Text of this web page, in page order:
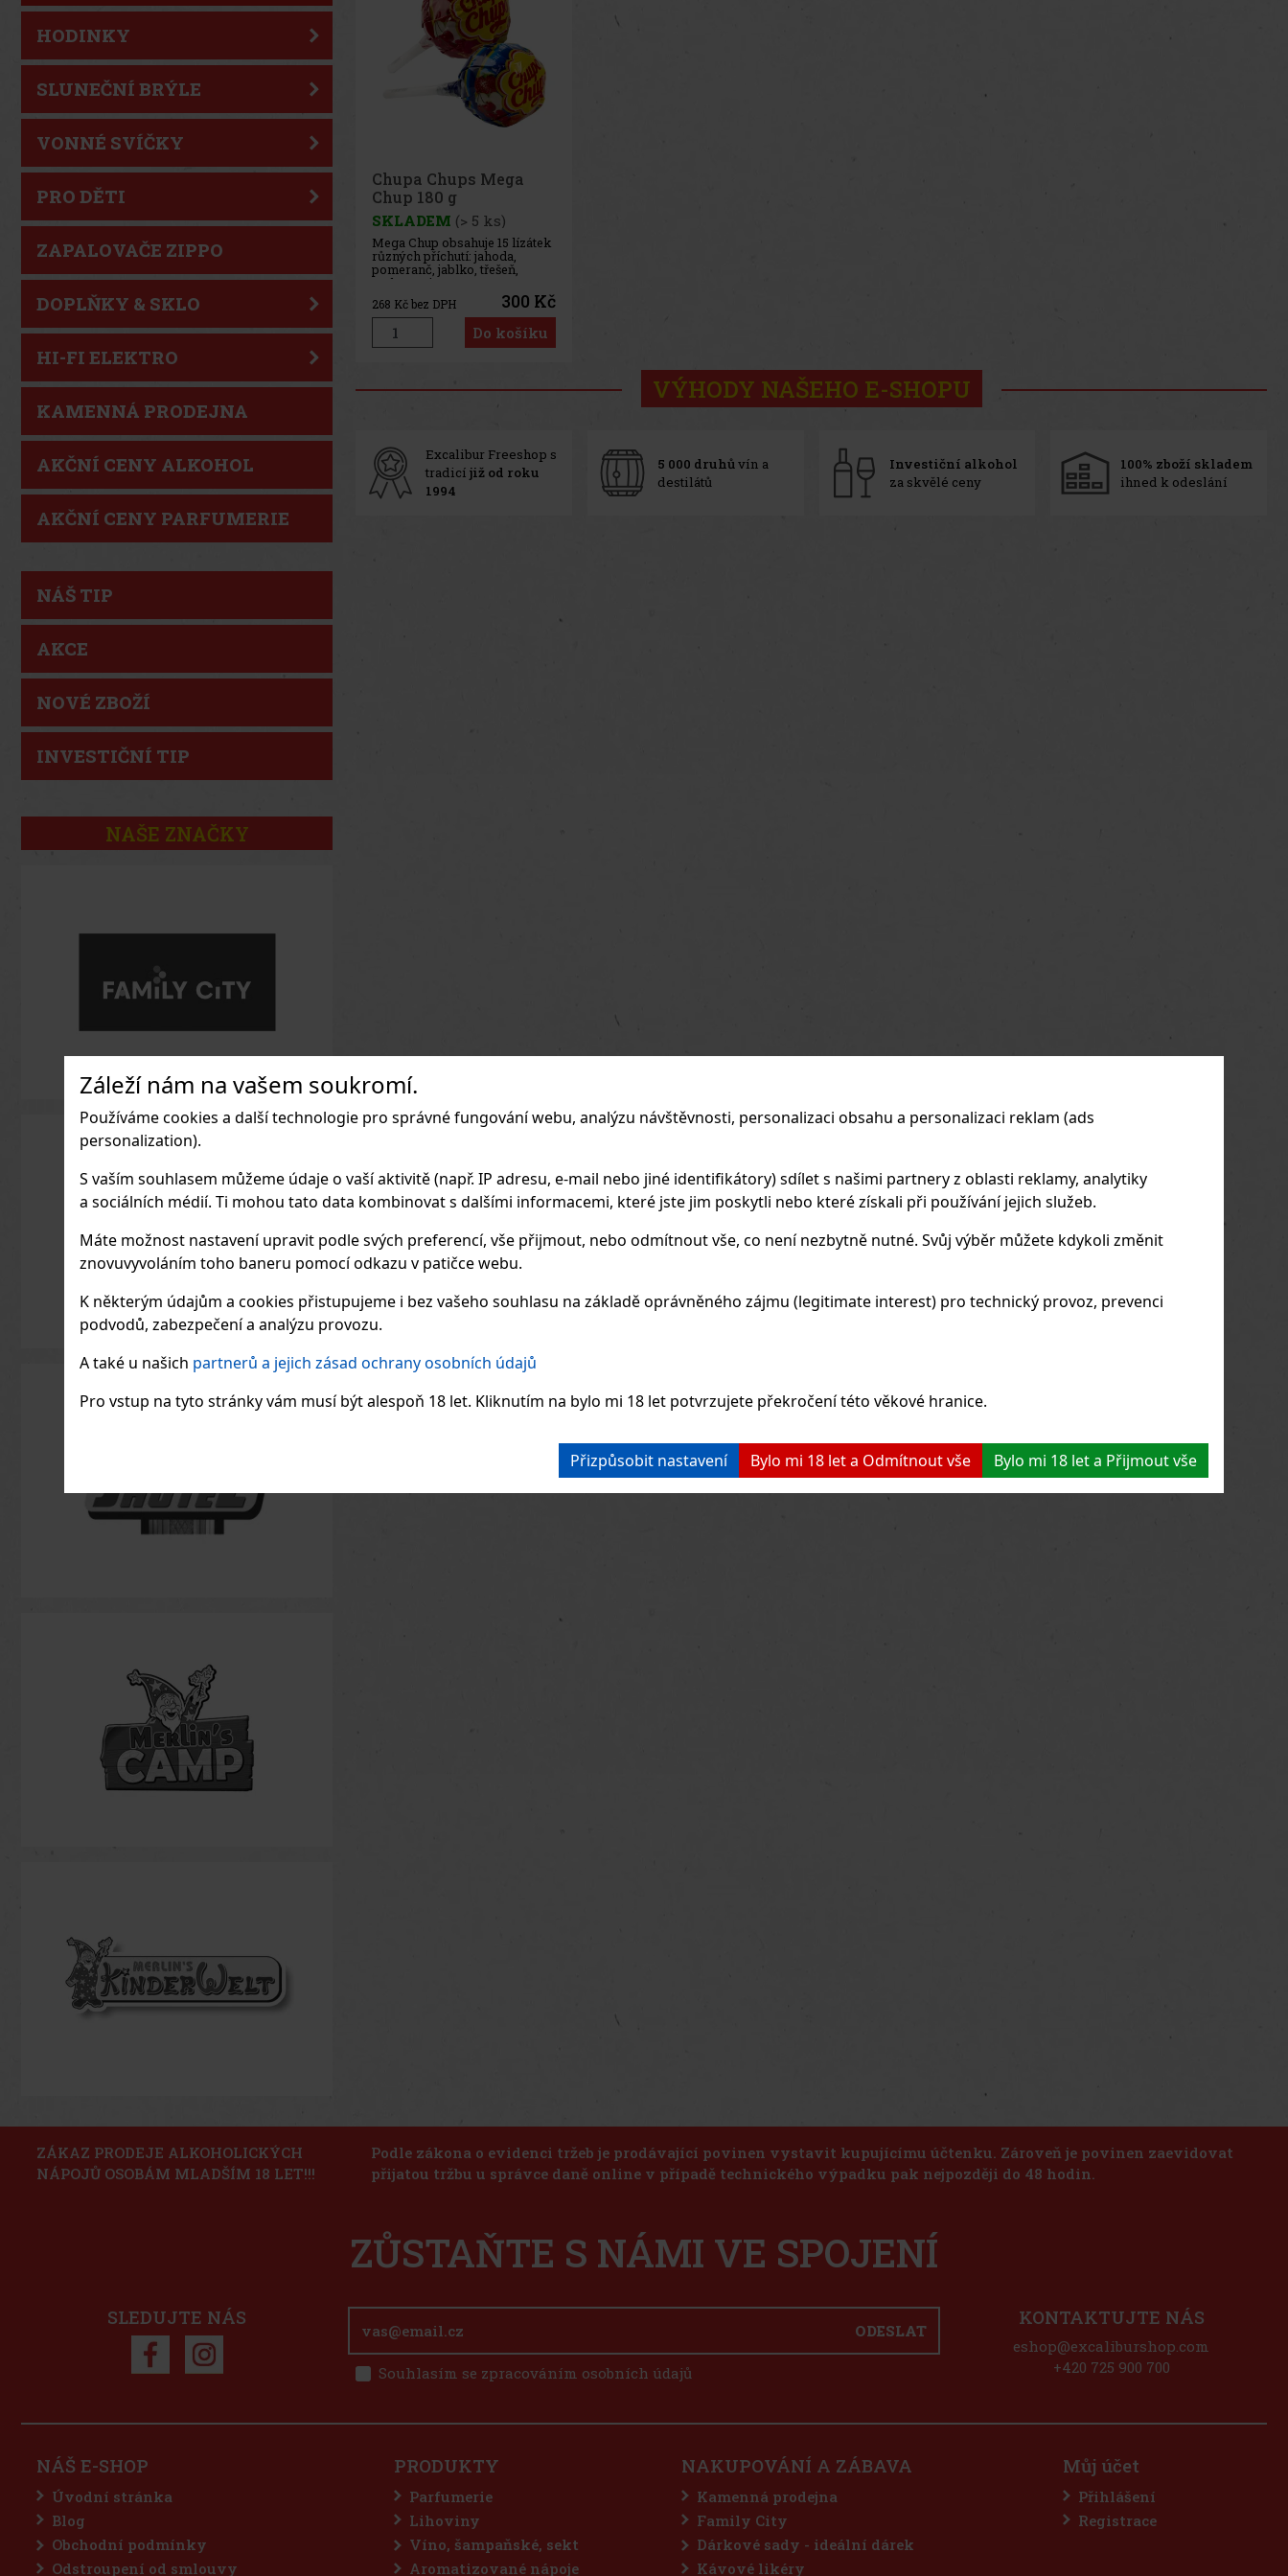
Záleží nám na vašem soukromí.
Používáme cookies a další technologie pro správné fungování webu, analýzu návštěvnosti, personalizaci obsahu a personalizaci reklam (ads
personalization).
S vaším souhlasem můžeme údaje o vaší aktivitě (např. IP adresu, e-mail nebo jiné identifikátory) sdílet s našimi partnery z oblasti reklamy, analytiky
a sociálních médií. Ti mohou tato data kombinovat s dalšími informacemi, které jste jim poskytli nebo které získali při používání jejich služeb.
Máte možnost nastavení upravit podle svých preferencí, vše přijmout, nebo odmítnout vše, co není nezbytně nutné. Svůj výběr můžete kdykoli změnit
znovuvyvoláním toho baneru pomocí odkazu v patičce webu.
K některým údajům a cookies přistupujeme i bez vašeho souhlasu na základě oprávněného zájmu (legitimate interest) pro technický provoz, prevenci
podvodů, zabezpečení a analýzu provozu.
A také u našich partnerů a jejich zásad ochrany osobních údajů
Pro vstup na tyto stránky vám musí být alespoň 18 let. Kliknutím na bylo mi 18 let potvrzujete překročení této věkové hranice.
Přizpůsobit nastavení Bylo mi 18 let a Odmítnout vše Bylo mi 18 let a Přijmout vše
HODINKY
SLUNEČNÍ BRÝLE
VONNÉ SVÍČKY
PRO DĚTI
ZAPALOVAČE ZIPPO
DOPLŇKY & SKLO
HI-FI ELEKTRO
KAMENNÁ PRODEJNA
AKČNÍ CENY ALKOHOL
AKČNÍ CENY PARFUMERIE
NÁŠ TIP
AKCE
NOVÉ ZBOŽÍ
INVESTIČNÍ TIP
NAŠE ZNAČKY
Chupa Chups Mega
Chup 180 g
SKLADEM (> 5 ks)
Mega Chup obsahuje 15 lízátek
různých příchutí: jahoda,
pomeranč, jablko, třešeň,
meloun, citron.
268 Kč bez DPH 300 Kč
Do košíku
VÝHODY NAŠEHO E-SHOPU
Excalibur Freeshop s
tradicí již od roku
1994
5 000 druhůvín a
destilátů
Investiční alkohol
za skvělé ceny
100% zboží skladem
ihned k odeslání
ZÁKAZ PRODEJE ALKOHOLICKÝCH
NÁPOJŮ OSOBÁM MLADŠÍM 18 LET!!!
Podle zákona o evidenci tržeb je prodávající povinen vystavit kupujícímu účtenku. Zároveň je povinen zaevidovat
přijatou tržbu u správce daně online v případě technického výpadku pak nejpozději do 48 hodin.
ZŮSTAŇTE S NÁMI VE SPOJENÍ
SLEDUJTE NÁS
ODESLAT
Souhlasím se zpracováním osobních údajů
KONTAKTUJTE NÁS
eshop@excaliburshop.com
+420 725 900 700
NÁŠ E-SHOP
Úvodní stránka
Blog
Obchodní podmínky
Odstroupení od smlouvy
PRODUKTY
Parfumerie
Lihoviny
Víno, šampaňské, sekt
Aromatizované nápoje
NAKUPOVÁNÍ A ZÁBAVA
Kamenná prodejna
Family City
Dárkové sady - ideální dárek
Kávové likéry
Můj účet
Přihlášení
Registrace